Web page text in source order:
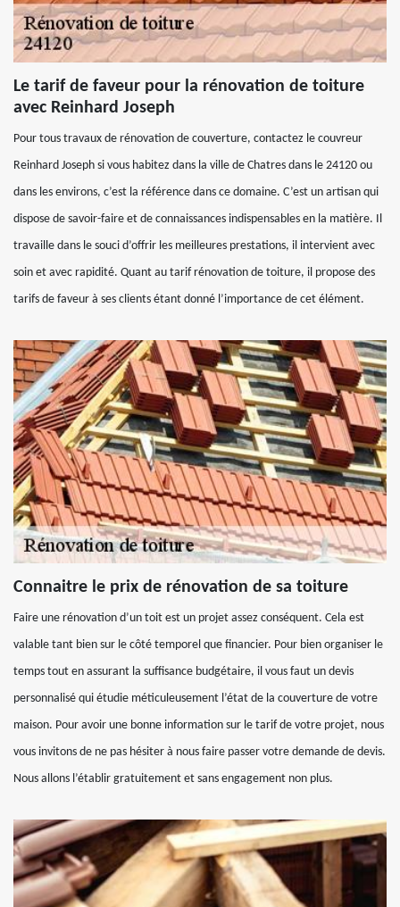
Le tarif de faveur pour la rénovation de toiture
avec Reinhard Joseph
Pour tous travaux de rénovation de couverture, contactez le couvreur
Reinhard Joseph si vous habitez dans la ville de Chatres dans le 24120 ou
dans les environs, c’est la référence dans ce domaine. C’est un artisan qui
dispose de savoir-faire et de connaissances indispensables en la matière. Il
travaille dans le souci d’offrir les meilleures prestations, il intervient avec
soin et avec rapidité. Quant au tarif rénovation de toiture, il propose des
tarifs de faveur à ses clients étant donné l’importance de cet élément.
Connaitre le prix de rénovation de sa toiture
Faire une rénovation d’un toit est un projet assez conséquent. Cela est
valable tant bien sur le côté temporel que financier. Pour bien organiser le
temps tout en assurant la suffisance budgétaire, il vous faut un devis
personnalisé qui étudie méticuleusement l’état de la couverture de votre
maison. Pour avoir une bonne information sur le tarif de votre projet, nous
vous invitons de ne pas hésiter à nous faire passer votre demande de devis.
Nous allons l’établir gratuitement et sans engagement non plus.